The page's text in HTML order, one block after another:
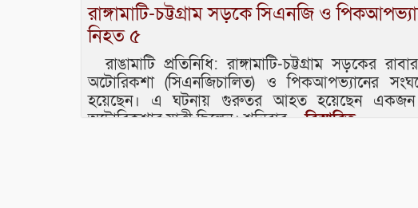
রাঙ্গামাটি-চট্টগ্রাম সড়কে সিএনজি ও
নিহত ৫
রাঙামাটি প্রতিনিধি: রাঙ্গামাটি-চট্টগ্রাম সড়কের
অটোরিকশা (সিএনজিচালিত) ও পিকআপভ্যানের
হয়েছেন। এ ঘটনায় গুরুতর আহত হয়েছেন
অটোরিকশার যাত্রী ছিলেন। শনিবার
...বিস্তারিত